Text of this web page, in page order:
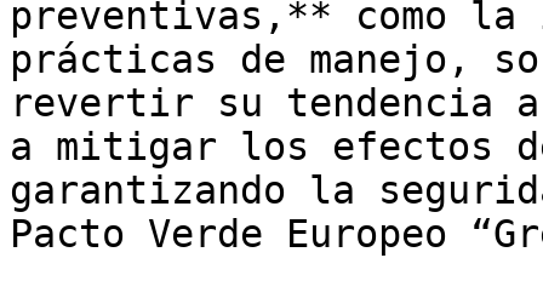
preventivas,** como la
prácticas de manejo,
revertir su tendencia
a mitigar los efectos
garantizando la
Pacto Verde Europeo